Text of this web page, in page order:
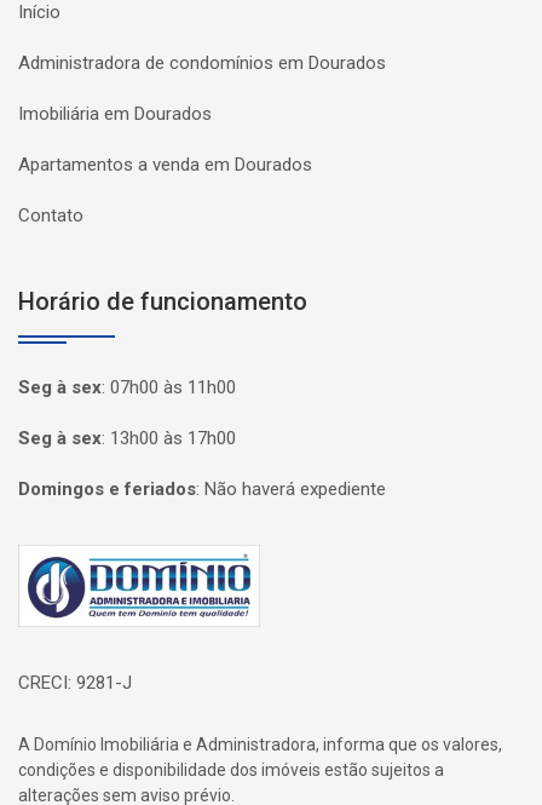
Início
Administradora de condomínios em Dourados
Imobiliária em Dourados
Apartamentos a venda em Dourados
Contato
Horário de funcionamento
Seg à sex: 07h00 às 11h00
Seg à sex: 13h00 às 17h00
Domingos e feriados: Não haverá expediente
Página inicial
CRECI: 9281-J
A Domínio Imobiliária e Administradora, informa que os valores,
condições e disponibilidade dos imóveis estão sujeitos a
alterações sem aviso prévio.